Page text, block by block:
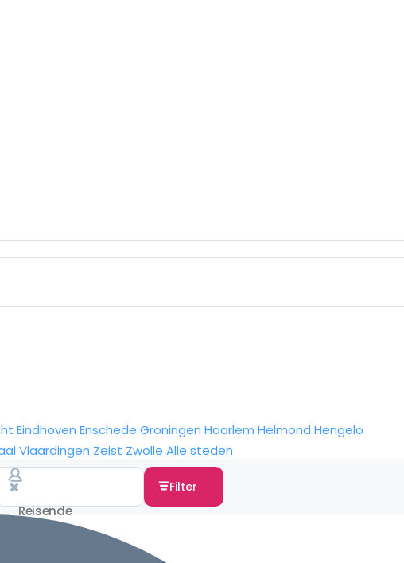
Eindhoven Enschede Groningen Haarlem Helmond Hengelo
Vlaardingen Zeist Zwolle Alle steden
Filter